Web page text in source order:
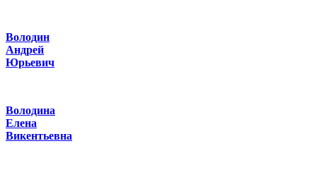
Володин
Андрей
Юрьевич
Володина
Елена
Викентьевна